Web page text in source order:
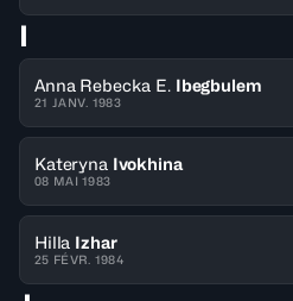
I
Anna Rebecka E. Ibegbulem
21 JANV. 1983
Kateryna Ivokhina
08 MAI 1983
Hilla Izhar
25 FÉVR. 1984